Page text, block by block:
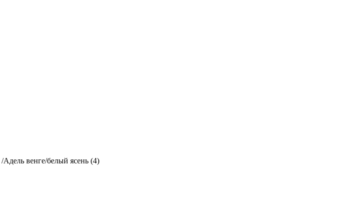
/Адель венге/белый ясень (4)